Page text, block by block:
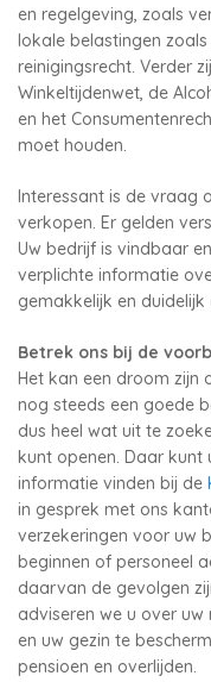
en regelgeving, zoals
lokale belastingen
reinigingsrecht. Verder
Winkeltijdenwet, de
en het
moet houden.
Interessant is de vraag
verkopen. Er gelden
Uw bedrijf is vindbaar
verplichte informatie
gemakkelijk en
Betrek ons bij de
Het kan een droom zijn
nog steeds een goede
dus heel wat uit te
kunt openen. Daar kunt
informatie vinden bij de
in gesprek met ons
verzekeringen voor uw
beginnen of personeel
daarvan de gevolgen
adviseren we u over
en uw gezin te
pensioen en overlijden.